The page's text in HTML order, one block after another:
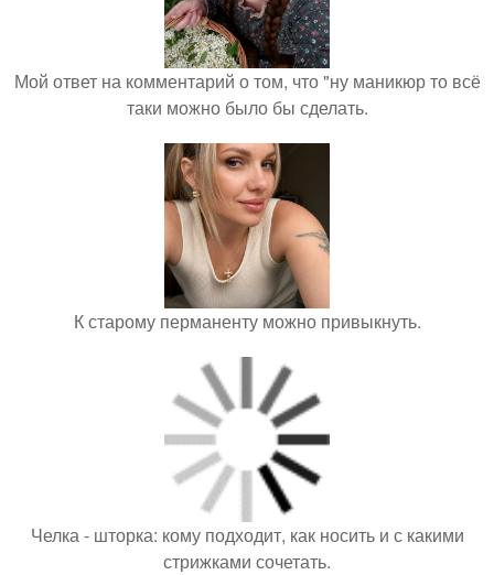
Мой ответ на комментарий о том, что "ну маникюр то всё
таки можно было бы сделать.
К старому перманенту можно привыкнуть.
Челка - шторка: кому подходит, как носить и с какими
стрижками сочетать.